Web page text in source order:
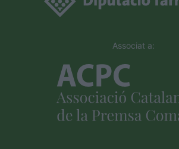
Associat a: